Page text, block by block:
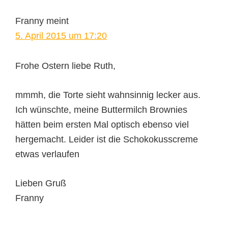
Franny meint
5. April 2015 um 17:20
Frohe Ostern liebe Ruth,
mmmh, die Torte sieht wahnsinnig lecker aus.
Ich wünschte, meine Buttermilch Brownies
hätten beim ersten Mal optisch ebenso viel
hergemacht. Leider ist die Schokokusscreme
etwas verlaufen
Lieben Gruß
Franny